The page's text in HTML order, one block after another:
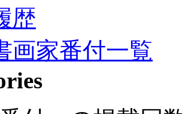
歴
画家番付一覧